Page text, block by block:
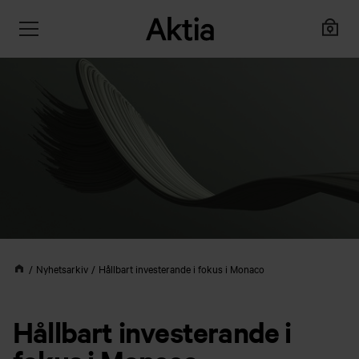
Nyhetsarkiv Hållbart investerande i fokus i Monaco
Hållbart investerande i